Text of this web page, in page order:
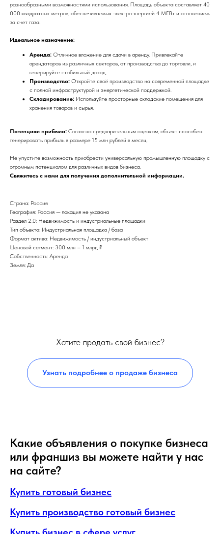
разнообразными возможностями использования. Площадь объекта составляет 40
000 квадратных метров, обеспечиваемых электроэнергией 4 МГВт и отоплением
за счет газа.
Идеальное назначение:
Аренда: Отличное вложение для сдачи в аренду. Привлекайте
арендаторов из различных секторов, от производства до торговли, и
генерируйте стабильный доход.
Производство: Откройте своё производство на современной площадке
с полной инфраструктурой и энергетической поддержкой.
Складирование: Используйте просторные складские помещения для
хранения товаров и сырья.
Потенциал прибыли: Согласно предварительным оценкам, объект способен
генерировать прибыль в размере 15 млн рублей в месяц.
Не упустите возможность приобрести универсальную промышленную площадку с
огромным потенциалом для различных видов бизнеса.
Свяжитесь с нами для получения дополнительной информации.
Страна: Россия
География: Россия — локация не указана
Раздел 2.0: Недвижимость и индустриальные площадки
Тип объекта: Индустриальная площадка / база
Формат актива: Недвижимость / индустриальный объект
Ценовой сегмент: 300 млн – 1 млрд ₽
Собственность: Аренда
Земля: Да
Хотите продать свой бизнес?
Узнать подробнее о продаже бизнеса
Какие объявления о покупке бизнеса
или франшиз вы можете найти у нас
на сайте?
Купить готовый бизнес
Купить производство готовый бизнес